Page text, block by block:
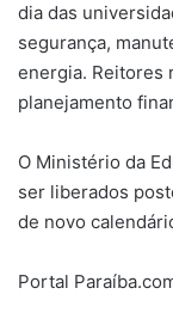
dia das
segurança,
energia. Reitores
planejamento
O Ministério da
ser liberados
de novo
Portal